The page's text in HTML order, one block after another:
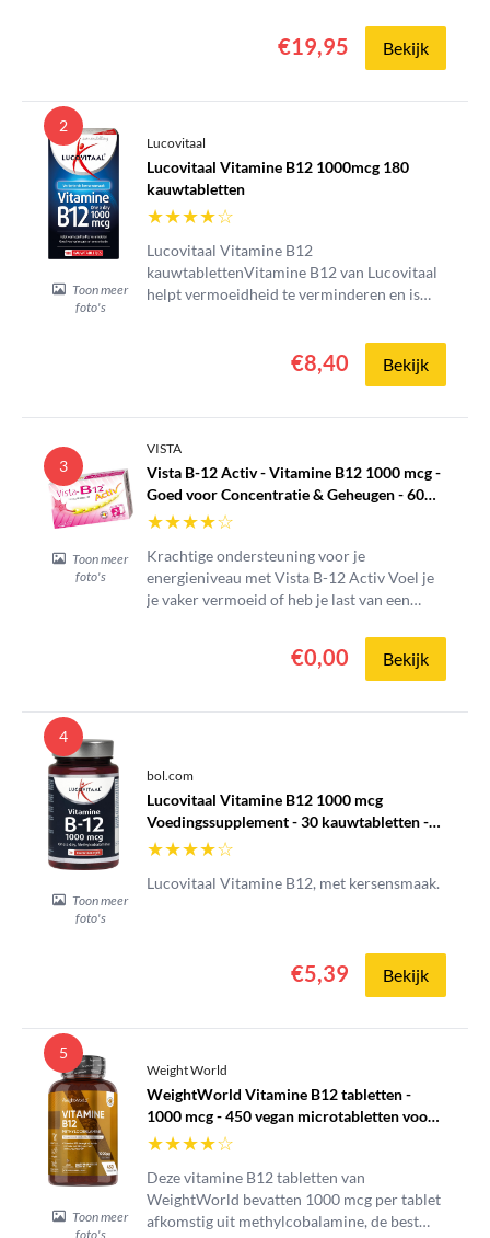
€19,95 Bekijk
2
Toon meer
foto's
Lucovitaal
Lucovitaal Vitamine B12 1000mcg 180
kauwtabletten
★★★★☆
Lucovitaal Vitamine B12
kauwtablettenVitamine B12 van Lucovitaal
helpt vermoeidheid te verminderen en is
van rode bloedcellen. Ook ondersteunt het
het afweersysteem van het lichaam en is het
€8,40 Bekijk
3
Toon meer
foto's
VISTA
Vista B-12 Activ - Vitamine B12 1000 mcg -
Goed voor Concentratie & Geheugen - 60
Smelttabletten - Tegen Vermoeidheid -
★★★★☆
Krachtige ondersteuning voor je
energieniveau met Vista B-12 Activ Voel je
je vaker vermoeid of heb je last van een
Activ is een hooggedoseerd vitamine B12-
supplement dat speciaal is ontwikkeld voor
een maximale opname door het...
€0,00 Bekijk
4
Toon meer
foto's
bol.com
Lucovitaal Vitamine B12 1000 mcg
Voedingssupplement - 30 kauwtabletten -
bosvruchtensmaak
★★★★☆
Lucovitaal Vitamine B12, met kersensmaak.
€5,39 Bekijk
5
Toon meer
foto's
Weight World
WeightWorld Vitamine B12 tabletten -
1000 mcg - 450 vegan microtabletten voor
1+ jaar voorraad
★★★★☆
Deze vitamine B12 tabletten van
WeightWorld bevatten 1000 mcg per tablet
afkomstig uit methylcobalamine, de best